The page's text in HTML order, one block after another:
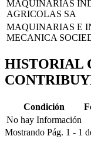
MAQUINARIAS
AGRICOLAS SA
MAQUINARIAS E
MECANICA
HISTORIAL
Condición
No hay Información
Mostrando Pág. 1 - 1